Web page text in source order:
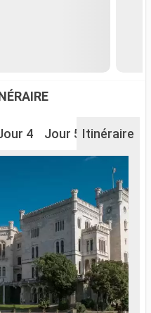
4 Jour 5 Jour 6
Itinéraire